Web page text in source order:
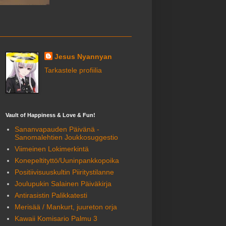
Jesus Nyannyan
Tarkastele profiilia
Vault of Happiness & Love & Fun!
Sananvapauden Päivänä -
Sanomalehtien Joukkosuggestio
Viimeinen Lokimerkintä
Konepeltityttö/Uuninpankkopoika
Positiivisuuskultin Piiritystilanne
Joulupukin Salainen Päiväkirja
Antirasistin Palikkatesti
Merisää / Mankurt, juureton orja
Kawaii Komisario Palmu 3